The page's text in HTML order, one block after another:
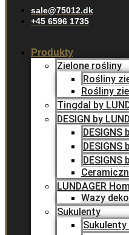
sale@75012.dk
+45 6596 1735
Produkty
Zielone rośliny
Rośliny
Rośliny
Tingdal by
DESIGN by
DESIGNS
DESIGNS
DESIGNS
LUNDAGER
Wazy
Sukulenty
Sukulenty